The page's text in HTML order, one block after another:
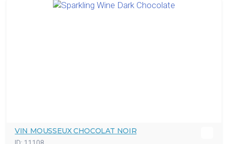
VIN MOUSSEUX CHOCOLAT NOIR